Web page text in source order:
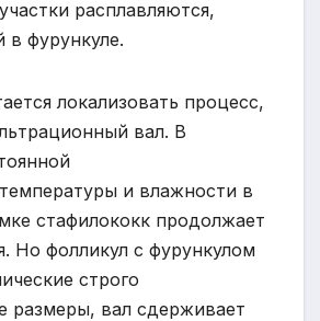
расплавляются,
в фурункуле.
локализовать процесс,
вал. В
и влажности в
стафилококк продолжает
Но фолликул с фурункулом
строго
размеры, вал сдерживает